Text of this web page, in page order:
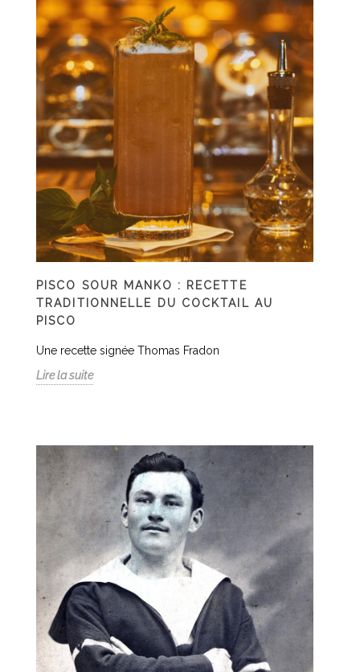
PISCO SOUR MANKO : RECETTE
TRADITIONNELLE DU COCKTAIL AU
PISCO
Une recette signée Thomas Fradon
Lire la suite